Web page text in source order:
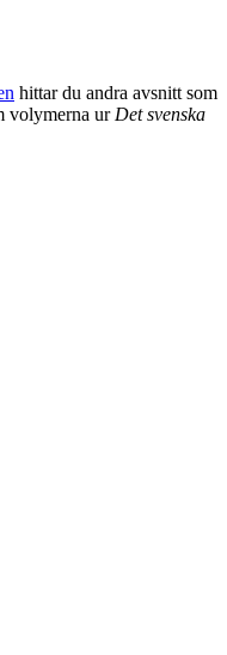
hittar du andra avsnitt som
volymerna ur Det svenska